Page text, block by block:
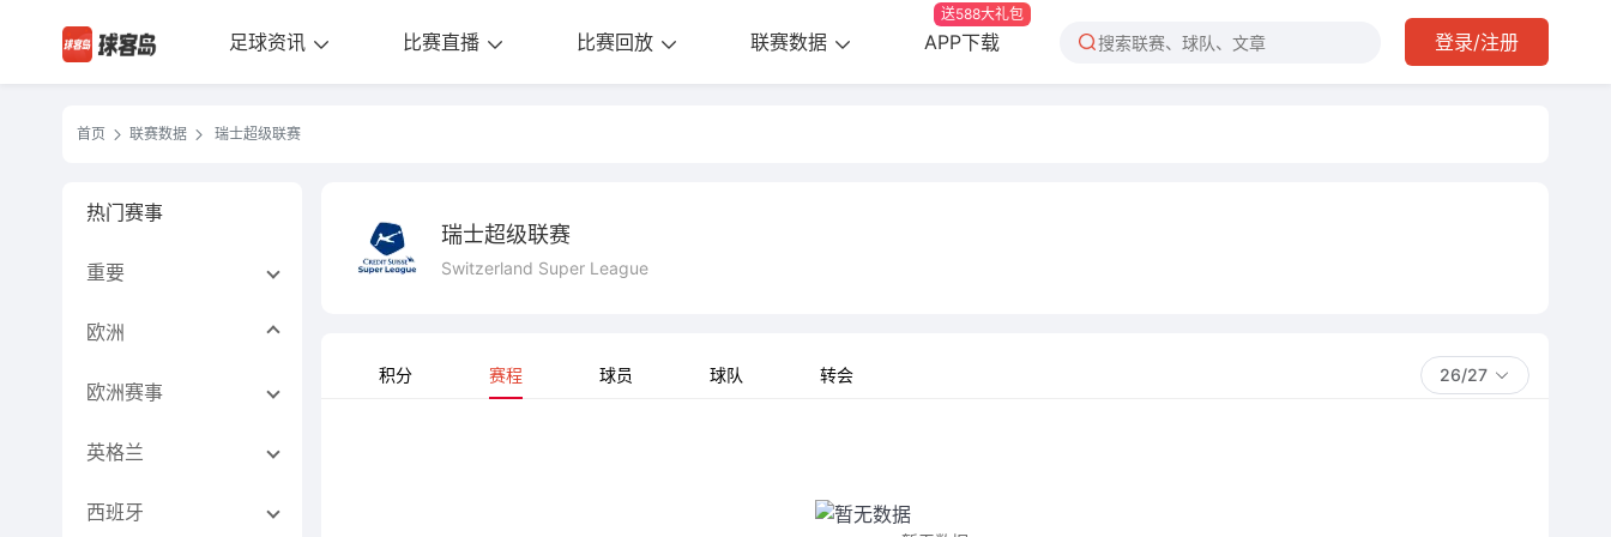
足球资讯 比赛直播 比赛回放 联赛数据 APP下载
送588大礼包
登录/注册
首页 联赛数据 瑞士超级联赛
热门赛事
重要
欧洲
欧洲赛事
英格兰
西班牙
瑞士超级联赛
Switzerland Super League
积分 赛程 球员 球队 转会 26/27